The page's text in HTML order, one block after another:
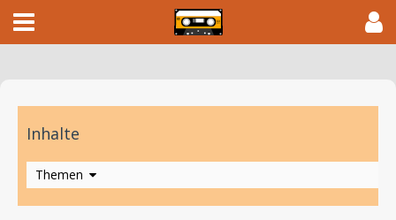
Inhalte
Themen